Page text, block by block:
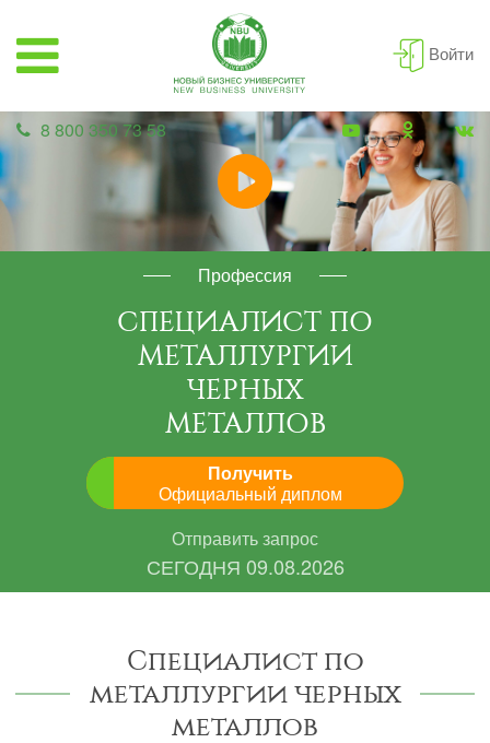
Войти
8 800 350 73 58
Профессия
СПЕЦИАЛИСТ ПО
МЕТАЛЛУРГИИ
ЧЕРНЫХ
МЕТАЛЛОВ
Получить
Официальный диплом
Отправить запрос
СЕГОДНЯ 09.08.2026
Специалист по
металлургии черных
металлов